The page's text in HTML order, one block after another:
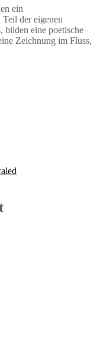
ein
der eigenen
bilden eine poetische
Zeichnung im Fluss,